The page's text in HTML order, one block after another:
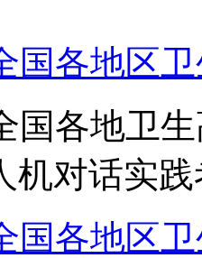
国各地区
国各地卫
机对话实
国各地区